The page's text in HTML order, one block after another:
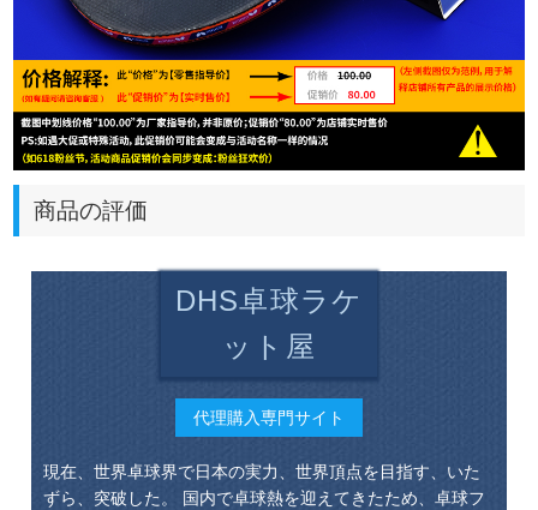
商品の評価
DHS卓球ラケ
ット屋
代理購入専門サイト
現在、世界卓球界で日本の実力、世界頂点を目指す、いた
ずら、突破した。 国内で卓球熱を迎えてきたため、卓球フ